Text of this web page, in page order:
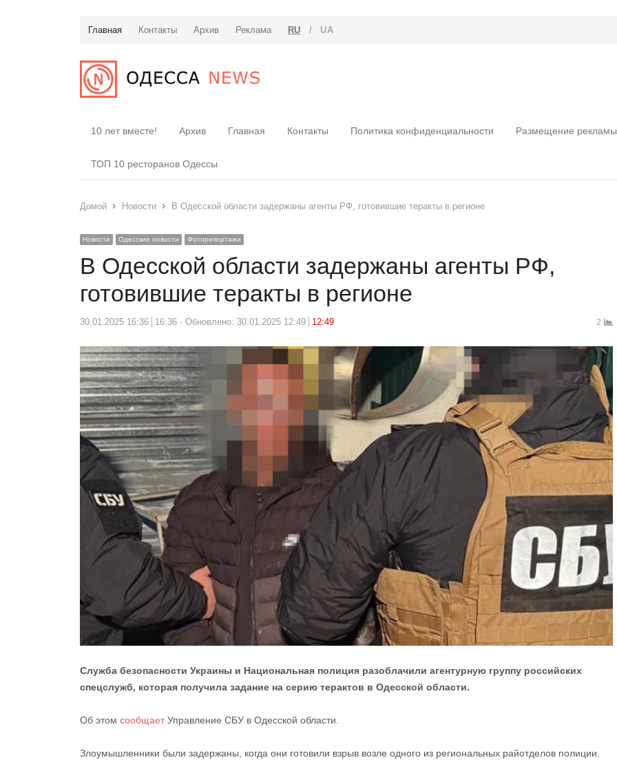
Главная Контакты Архив Реклама RU / UA
10 лет вместе! Архив Главная Контакты Политика конфиденциальности Размещение рекламы
ТОП 10 ресторанов Одессы
Домой Новости В Одесской области задержаны агенты РФ, готовившие теракты в регионе
Новости Одесские новости Фоторепортажи
В Одесской области задержаны агенты РФ,
готовившие теракты в регионе
30.01.2025 16:36 16:36 Обновлено: 30.01.2025 12:49 12:49 2
Служба безопасности Украины и Национальная полиция разоблачили агентурную группу российских
спецслужб, которая получила задание на серию терактов в Одесской области.
Об этом сообщаетУправление СБУ в Одесской области.
Злоумышленники были задержаны, когда они готовили взрыв возле одного из региональных райотделов полиции.